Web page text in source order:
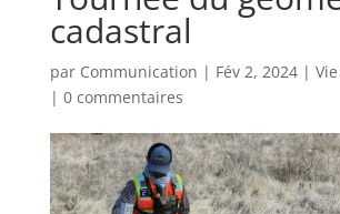
cadastral
par Communication | Fév 2, 2024|
| 0 commentaires